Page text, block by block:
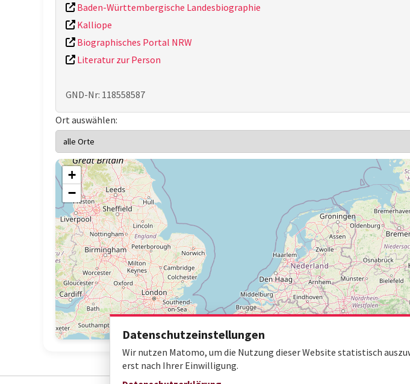
Baden-Württembergische Landesbiographie
Kalliope
Biographisches Portal NRW
Literatur zur Person
GND-Nr: 118558587
Ort auswählen:
+
−
Datenschutzeinstellungen
Wir nutzen Matomo, um die Nutzung dieser Website statistisch
erst nach Ihrer Einwilligung.